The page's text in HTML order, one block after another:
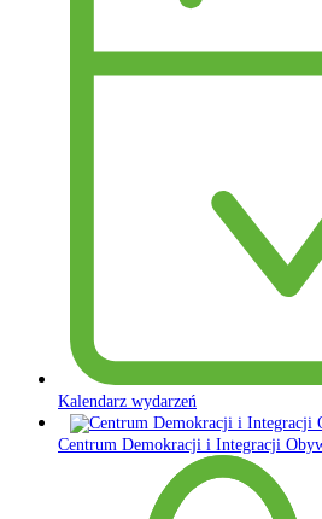
Kalendarz wydarzeń
Centrum Demokracji i Integracji